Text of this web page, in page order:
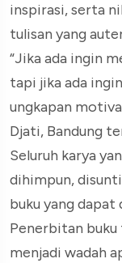
inspirasi, serta
tulisan yang
“Jika ada ingin
tapi jika ada
ungkapan
Djati, Bandung
Seluruh karya
dihimpun,
buku yang dapat
Penerbitan
menjadi wadah